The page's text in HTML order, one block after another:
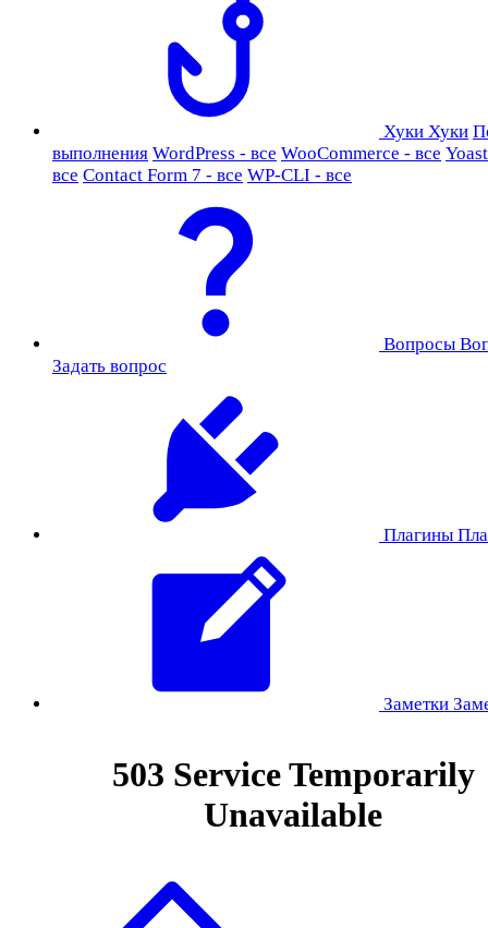
Хуки Хуки
выполнения WordPress - все WooCommerce - все
все Contact Form 7 - все WP-CLI - все
Вопросы
Задать вопрос
Плагины
Заметки